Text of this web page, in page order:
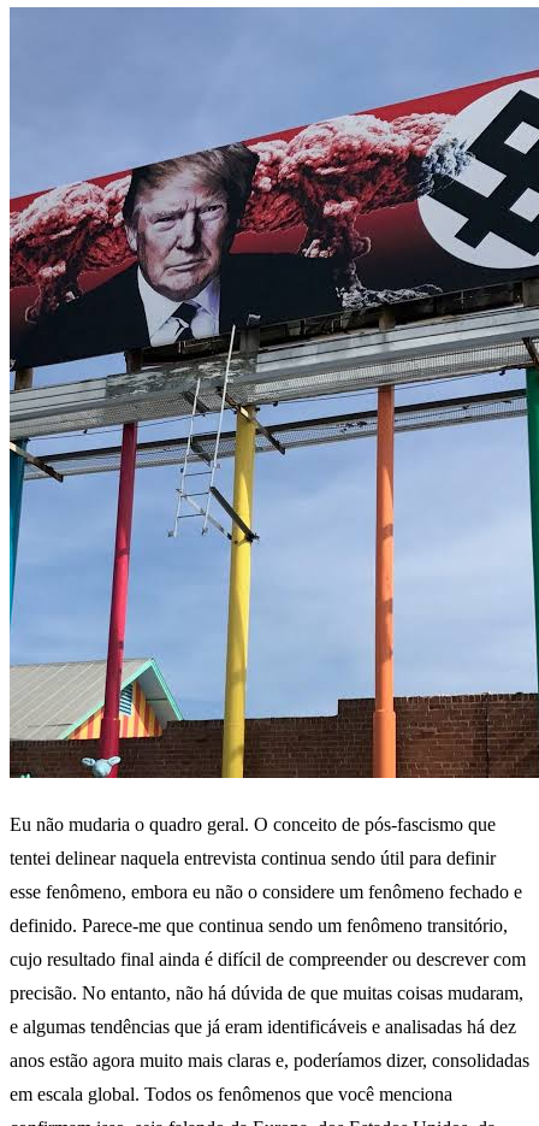
Eu não mudaria o quadro geral. O conceito de pós-fascismo que
tentei delinear naquela entrevista continua sendo útil para definir
esse fenômeno, embora eu não o considere um fenômeno fechado e
definido. Parece-me que continua sendo um fenômeno transitório,
cujo resultado final ainda é difícil de compreender ou descrever com
precisão. No entanto, não há dúvida de que muitas coisas mudaram,
e algumas tendências que já eram identificáveis e analisadas há dez
anos estão agora muito mais claras e, poderíamos dizer, consolidadas
em escala global. Todos os fenômenos que você menciona